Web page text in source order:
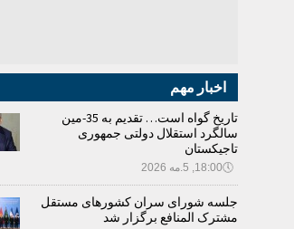
اخبار مهم
تاریخ گواه است… تقدیم به 35-مین
سالگرد استقلال دولتی جمهوری
تاجیکستان
🕔18:00, 5.مه 2026
جلسه شورای سران کشورهای مستقل
مشترک المنافع برگزار شد